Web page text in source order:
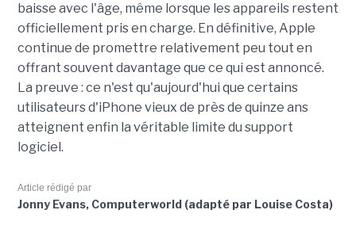
baisse avec l'âge, même lorsque les appareils restent
officiellement pris en charge. En définitive, Apple
continue de promettre relativement peu tout en
offrant souvent davantage que ce qui est annoncé.
La preuve : ce n'est qu'aujourd'hui que certains
utilisateurs d'iPhone vieux de près de quinze ans
atteignent enfin la véritable limite du support
logiciel.
Article rédigé par
Jonny Evans, Computerworld (adapté par Louise Costa)